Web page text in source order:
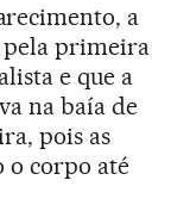
a
primeira
e que a
na baía de
pois as
o corpo até